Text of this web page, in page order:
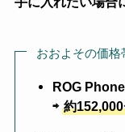
おおよその価格
ROG
⇨約